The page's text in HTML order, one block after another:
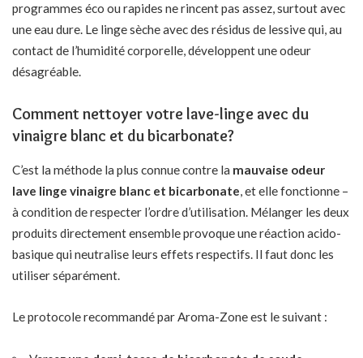
programmes éco ou rapides ne rincent pas assez, surtout avec
une eau dure. Le linge sèche avec des résidus de lessive qui, au
contact de l’humidité corporelle, développent une odeur
désagréable.
Comment nettoyer votre lave-linge avec du
vinaigre blanc et du bicarbonate?
C’est la méthode la plus connue contre la mauvaise odeur
lave linge vinaigre blanc et bicarbonate, et elle fonctionne –
à condition de respecter l’ordre d’utilisation. Mélanger les deux
produits directement ensemble provoque une réaction acido-
basique qui neutralise leurs effets respectifs. Il faut donc les
utiliser séparément.
Le protocole recommandé par Aroma-Zone est le suivant :